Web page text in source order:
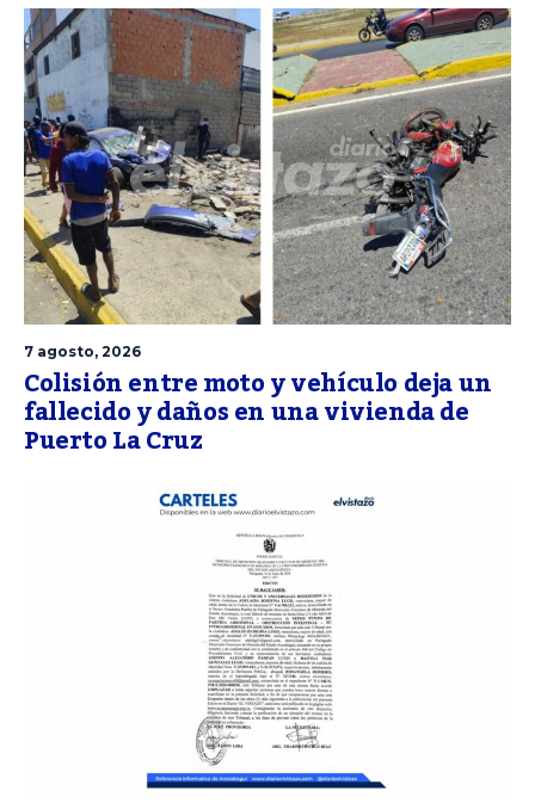
7 agosto, 2026
Colisión entre moto y vehículo deja un
fallecido y daños en una vivienda de
Puerto La Cruz